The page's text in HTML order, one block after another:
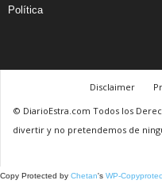
Política
Disclaimer
© DiarioEstra.com Todos los
divertir y no pretendemos de
Copy Protected by Chetan's WP-